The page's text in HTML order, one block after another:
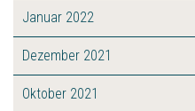
Januar 2022
Dezember 2021
Oktober 2021